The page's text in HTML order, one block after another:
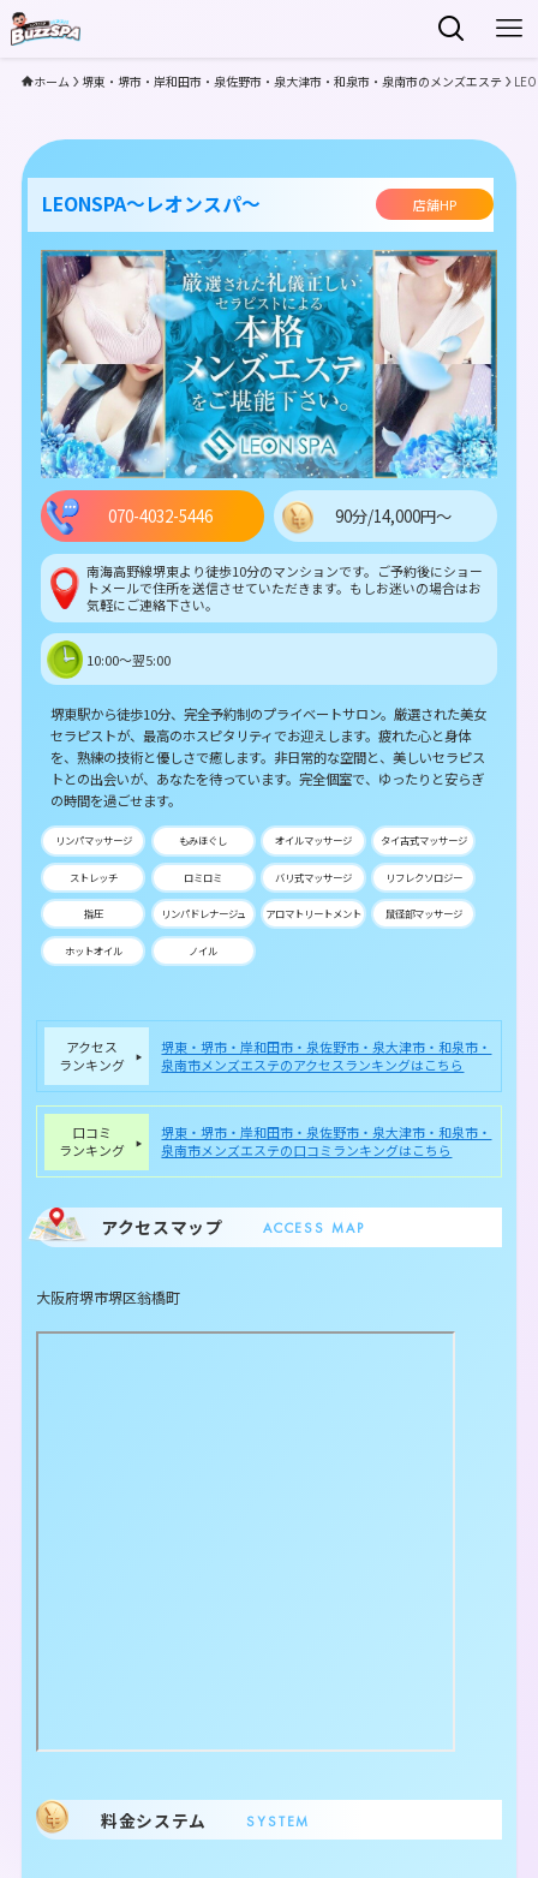
ホーム 堺東・堺市・岸和田市・泉佐野市・泉大津市・和泉市・泉南市のメンズエステ
LEONSPA～レオンスパ～ 店舗HP
070-4032-5446 90分/14,000円～
南海高野線堺東より徒歩10分のマンションです。ご予約後にショー
トメールで住所を送信させていただきます。もしお迷いの場合はお
気軽にご連絡下さい。
10:00～翌5:00
堺東駅から徒歩10分、完全予約制のプライベートサロン。厳選された美女
セラピストが、最高のホスピタリティでお迎えします。疲れた心と身体
を、熟練の技術と優しさで癒します。非日常的な空間と、美しいセラピス
トとの出会いが、あなたを待っています。完全個室で、ゆったりと安らぎ
の時間を過ごせます。
リンパマッサージ もみほぐし オイルマッサージ タイ古式マッサージ
ストレッチ ロミロミ バリ式マッサージ リフレクソロジー
指圧 リンパドレナージュ アロマトリートメント 鼠径部マッサージ
ホットオイル ノイル
アクセス
ランキング
堺東・堺市・岸和田市・泉佐野市・泉大津市・和泉市・
泉南市メンズエステのアクセスランキングはこちら
口コミ
ランキング
堺東・堺市・岸和田市・泉佐野市・泉大津市・和泉市・
泉南市メンズエステの口コミランキングはこちら
アクセスマップ ACCESS MAP
大阪府堺市堺区翁橋町
料金システム SYSTEM